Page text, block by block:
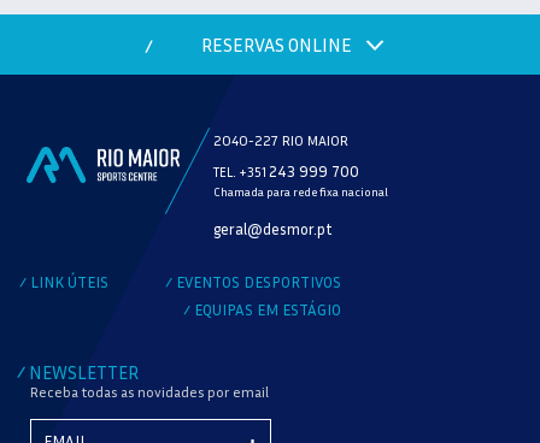
/ RESERVAS ONLINE
2040-227 RIO MAIOR
TEL. +351 243 999 700
Chamada para rede fixa nacional
geral@desmor.pt
/ LINK ÚTEIS / EVENTOS DESPORTIVOS
/ EQUIPAS EM ESTÁGIO
/ NEWSLETTER
Receba todas as novidades por email